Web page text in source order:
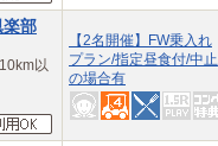
楽部
以
【2名開催】FW乗入れ
プラン/指定昼食付/中止
の場合有